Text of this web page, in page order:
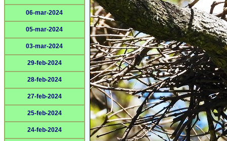
06-mar-2024
05-mar-2024
03-mar-2024
29-feb-2024
28-feb-2024
27-feb-2024
25-feb-2024
24-feb-2024